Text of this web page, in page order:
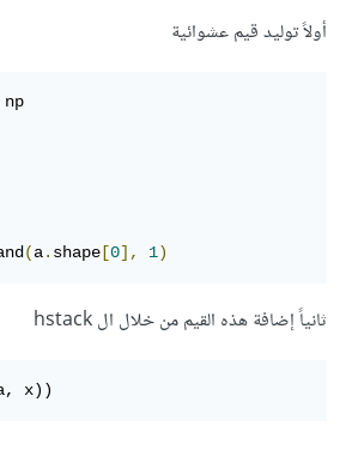
أولاً توليد قيم عشوائية
np
(a.shape [0], 1)
ثانياً إضافة هذه القيم من خلال ال hstack
x))